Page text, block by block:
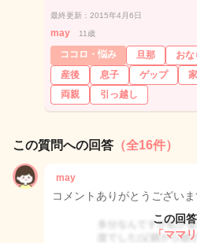
最終更新：2015年4月6日
may 11歳
ココロ・悩み 旦那 おな
産後
息子 ゲップ
両親
引っ越し
この質問への回答 （全16件）
may
コメントありがとうございま
この回
「ママ